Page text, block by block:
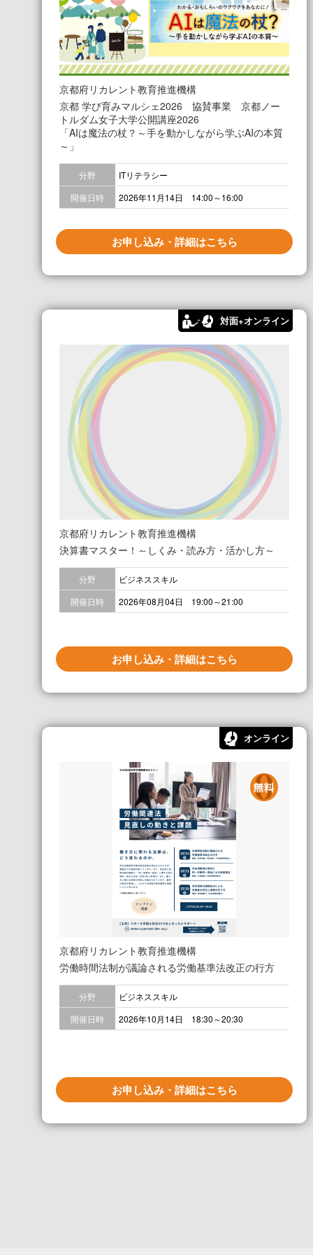
京都府リカレント教育推進機構
京都 学び育みマルシェ2026 協賛事業 京都ノー
トルダム女子大学公開講座2026
「AIは魔法の杖？～手を動かしながら学ぶAIの本質
～」
分野
ITリテラシー
開催日時
2026年11月14日 14:00～16:00
お申し込み・詳細はこちら
対面+オンライン
京都府リカレント教育推進機構
決算書マスター！～しくみ・読み方・活かし方～
分野
ビジネススキル
開催日時
2026年08月04日 19:00～21:00
お申し込み・詳細はこちら
オンライン
京都府リカレント教育推進機構
労働時間法制が議論される労働基準法改正の行方
分野
ビジネススキル
開催日時
2026年10月14日 18:30～20:30
お申し込み・詳細はこちら